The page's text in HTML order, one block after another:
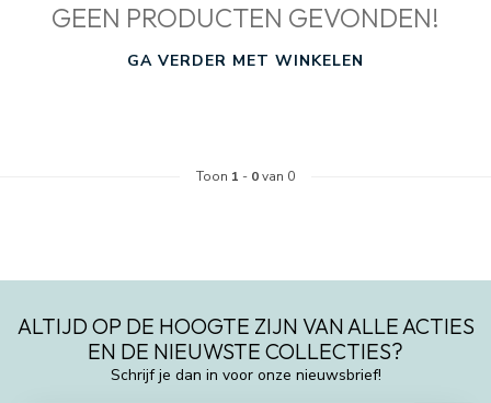
GEEN PRODUCTEN GEVONDEN!
GA VERDER MET WINKELEN
Toon 1 - 0van 0
ALTIJD OP DE HOOGTE ZIJN VAN ALLE ACTIES
EN DE NIEUWSTE COLLECTIES?
Schrijf je dan in voor onze nieuwsbrief!